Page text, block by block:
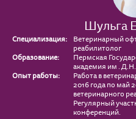
Шульга
Специализация:
Ветеринарный
реабилитолог
Образование:
Пермская
академия им .
Опыт работы:
Работа в
2016 года по май
ветеринарного
Регулярный
конференций.